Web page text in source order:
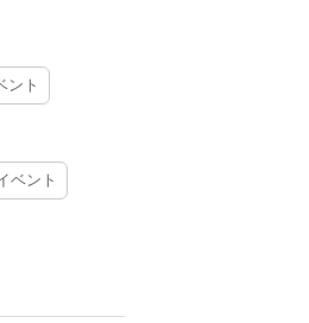
ント
ベント